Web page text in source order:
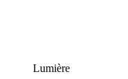
Lumière